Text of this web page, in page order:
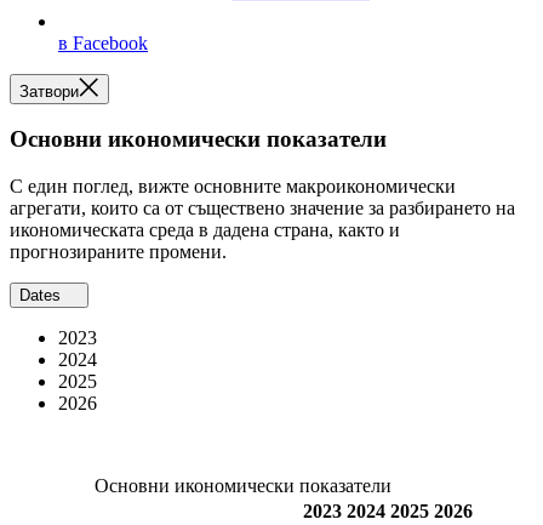
в Facebook
Затвори
Основни икономически показатели
С един поглед, вижте основните макроикономически
агрегати, които са от съществено значение за разбирането на
икономическата среда в дадена страна, както и
прогнозираните промени.
Dates
2023
2024
2025
2026
Основни икономически показатели
2023 2024 2025 2026